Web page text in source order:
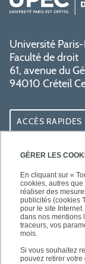
GÉRER LES
En cliquant sur «
cookies, autres
réaliser des
publicités (cookies
pour le site
dans nos mentions
traceurs, vos
mois.
Si vous souhaitez
pouvez retirer
Université
Faculté de droit
61, avenue du
94010 Créteil
ACCÈS RAPIDES
ACCÈS
SUIVEZ-NOUS